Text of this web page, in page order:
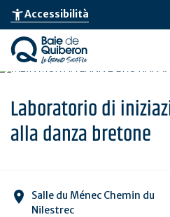
Skip
main
content
accessibility_newAccessibilità
Laboratorio di
alla danza bretone
Salle du Ménec Chemin du
Nilestrec